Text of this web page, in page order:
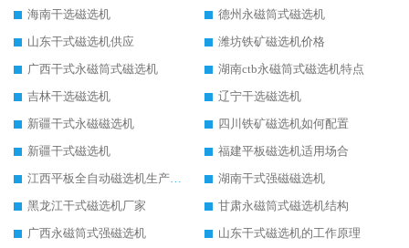
海南干选磁选机
德州永磁筒式磁选机
山东干式磁选机供应
潍坊铁矿磁选机价格
广西干式永磁筒式磁选机
湖南ctb永磁筒式磁选机特点
吉林干选磁选机
辽宁干选磁选机
新疆干式永磁磁选机
四川铁矿磁选机如何配置
新疆干式磁选机
福建平板磁选机适用场合
江西平板全自动磁选机生产厂家
湖南干式强磁磁选机
黑龙江干式磁选机厂家
甘肃永磁筒式磁选机结构
广西永磁筒式强磁选机
山东干式磁选机的工作原理